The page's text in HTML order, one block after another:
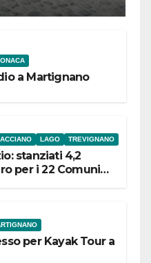
a Martignano
LAGO TREVIGNANO
stanziati 4,2
per i 22 Comuni
per Kayak Tour a